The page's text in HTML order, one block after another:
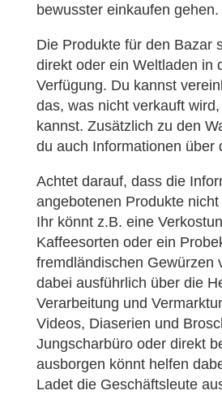
bewusster einkaufen gehen.
Die Produkte für den Bazar
direkt oder ein Weltladen in
Verfügung. Du kannst
das, was nicht verkauft
kannst. Zusätzlich zu den
du auch Informationen über
Achtet darauf, dass die
angebotenen Produkte
Ihr könnt z.B. eine
Kaffeesorten oder ein
fremdländischen Gewürzen
dabei ausführlich über die
Verarbeitung und
Videos, Diaserien und
Jungscharbüro oder direkt
ausborgen könnt helfen
Ladet die Geschäftsleute